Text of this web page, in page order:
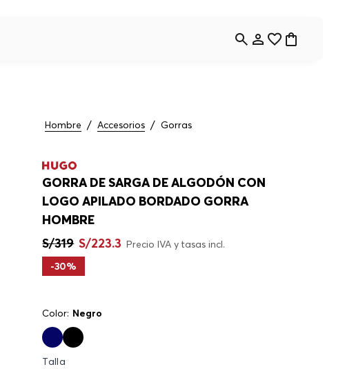
Hombre Accesorios Gorras
GORRA DE SARGA DE ALGODÓN CON
LOGO APILADO BORDADO GORRA
HOMBRE
S/319 S/223.3 Precio IVA y tasas incl.
-30%
Color: Negro
Talla